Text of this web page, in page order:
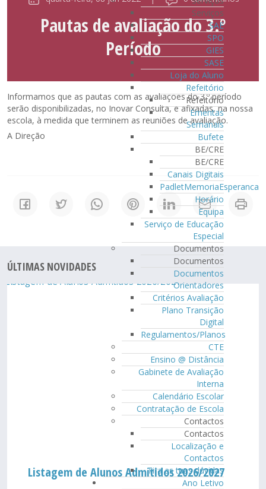
Serviços
SAE
SPO
GIES
SASE
Loja do Aluno
Refeitório
Refeitório
Ementas
Semanais
Bufete
BE/CRE
BE/CRE
Canais Digitais
PadletMemoriaEsperanca
Horário
Equipa
Serviço de Educação
Especial
Documentos
Documentos
Documentos
Orientadores
Critérios Avaliação
Plano Transição
Digital
Regulamentos/Planos
CTE
Ensino @ Distância
Gabinete de Avaliação
Interna
Calendário Escolar
Contratação de Escola
Contactos
Contactos
Localização e
Contactos
Tira as tuas dúvidas
Ano Letivo
Pautas de avaliação do 3.º
Período
Informamos que as pautas com as avaliações do 3.º período
serão disponibilizadas, no Inovar Consulta, e afixadas, na nossa
escola, à medida que terminem as reuniões de avaliação.
A Direção
ÚLTIMAS NOVIDADES
Listagem de Alunos Admitidos 2026/2027